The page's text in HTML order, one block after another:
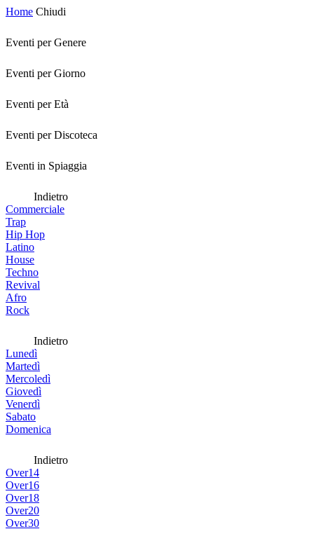
Home Chiudi
Eventi per Genere
Eventi per Giorno
Eventi per Età
Eventi per Discoteca
Eventi in Spiaggia
Indietro
Commerciale
Trap
Hip Hop
Latino
House
Techno
Revival
Afro
Rock
Indietro
Lunedì
Martedì
Mercoledì
Giovedì
Venerdì
Sabato
Domenica
Indietro
Over14
Over16
Over18
Over20
Over30